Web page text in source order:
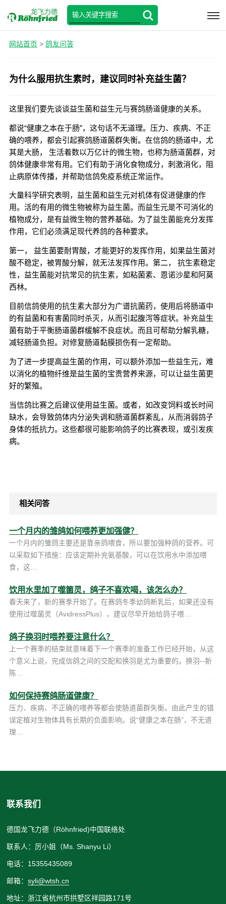
网站首页 > 鸽友问答
为什么服用抗生素时，建议同时补充益生菌？
这里我们要先谈谈益生菌和益生元与赛鸽肠道健康的关系。
都说“健康之本在于肠”，这句话不无道理。 压力、疾病、不正
确的喂养，都会引起赛鸽肠道菌群失衡。在信鸽的肠道中，尤
其是大肠，
生活着数以万亿计的微生物，也称为肠道菌群，对
鸽体健康非常有用。它们有助于消化食物成分，刺激消化，阻
止病原体传播，并帮助信鸽免疫系统正常运作。
大量科学研究表明，益生菌和益生元对机体有促进健康的作
用。活的有用的微生物被称为益生菌。而益生元是不可消化的
植物成分，是有益微生物的营养基础。为了益生菌能充分发挥
作用，它们必须满足现代养鸽的各种要求。
第一， 益生菌要耐胃酸，才能更好的发挥作用，如果益生菌对
酸不稳定，被胃酸分解，就无法发挥作用。 第二， 抗生素稳定
性，益生菌能对抗常见的抗生素，如粘菌素、恩诺沙星和阿莫
西林。
目前信鸽使用的抗生素大部分为广谱抗菌药，使用后将肠道中
的有益菌和有害菌同时杀灭，从而引起腹泻等症状。补充益生
菌有助于平衡肠道菌群缓解不良症状。而且可帮助分解乳糖，
减轻肠道负担。对修复肠道黏膜损伤有一定帮助。
为了进一步提高益生菌的作用，可以额外添加一些益生元，难
以消化的植物纤维是益生菌的宝贵营养来源，可以让益生菌更
好的繁殖。
当信鸽比赛之后建议使用益生菌。或者，如改变饲料或长时间
缺水，会导致鸽体内分泌失调和肠道菌群紊乱，从而消弱鸽子
身体的抵抗力。这些都很可能影响鸽子的比赛表现，或引发疾
病。
相关问答
一个月内的雏鸽如何喂养更加强健？
一个月内的雏鸽主要还是靠亲鸽喂食，所以要加强种鸽的营养。可
以采取如下措施：应该定期补充氨基酸，可以在饮用水中添加喂
食，这…
饮用水里加了噬箘灵，鸽子不喜欢喝，该怎么办？
春天来了，新的赛季开始了。在赛鸽冬季幼鸽断乳后，如果还没有
使用过噬菌灵（AvidressPlus），建议尽早开始给鸽子喂…
鸽子换羽时喂养要注意什么？
上一个赛季的结束就意味着下一个赛季的准备工作已经开始，从这
个意义上说，完成信鸽之间的交配和换羽是尤为重要的。换羽--新
陈…
如何保持赛鸽肠道健康？
压力、疾病、不正确的喂养等都会使肠道菌群失衡。由此产生的错
误定植对生物体具有长期的负面影响。说“健康之本在肠”，不无道
理…
联系我们
德国龙飞力德（Röhnfried)中国联络处
联系人：厉小姐（Ms. Shanyu Li）
电话：15355435089
邮箱：syli@wtsh.cn
地址：浙江省杭州市拱墅区祥园路171号